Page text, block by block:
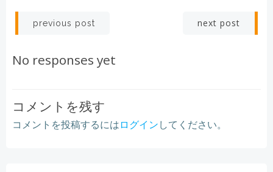
Post
navigation
previous post next post
No responses yet
コメントを残す
コメントを投稿するにはログインしてください。